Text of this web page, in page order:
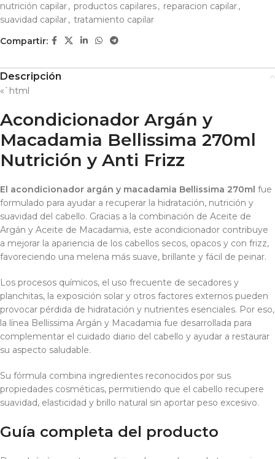
nutrición capilar, productos capilares, reparacion capilar,
suavidad capilar, tratamiento capilar
Compartir:
Descripción
«`html
Acondicionador Argán y
Macadamia Bellissima 270ml
Nutrición y Anti Frizz
El acondicionador argán y macadamia Bellissima 270ml fue
formulado para ayudar a recuperar la hidratación, nutrición y
suavidad del cabello. Gracias a la combinación de Aceite de
Argán y Aceite de Macadamia, este acondicionador contribuye
a mejorar la apariencia de los cabellos secos, opacos y con frizz,
favoreciendo una melena más suave, brillante y fácil de peinar.
Los procesos químicos, el uso frecuente de secadores y
planchitas, la exposición solar y otros factores externos pueden
provocar pérdida de hidratación y nutrientes esenciales. Por eso,
la línea Bellissima Argán y Macadamia fue desarrollada para
complementar el cuidado diario del cabello y ayudar a restaurar
su aspecto saludable.
Su fórmula combina ingredientes reconocidos por sus
propiedades cosméticas, permitiendo que el cabello recupere
suavidad, elasticidad y brillo natural sin aportar peso excesivo.
Guía completa del producto